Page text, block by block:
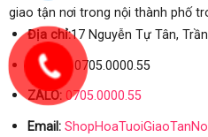
giao tận nơi trong nội thành phố
Địa chỉ:17 Nguyễn Tự Tân,
Hotline: 0705.0000.55
ZALO: 0705.0000.55
Email: